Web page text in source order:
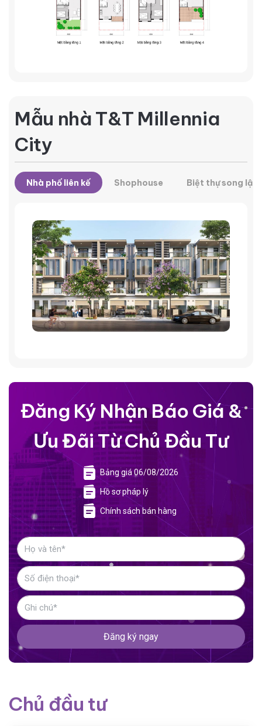
Mẫu nhà T&T Millennia
City
Nhà phố liên kế Shophouse Biệt thự song lập
Đăng Ký Nhận Báo Giá &
Ưu Đãi Từ Chủ Đầu Tư
Bảng giá 06/08/2026
Hồ sơ pháp lý
Chính sách bán hàng
Đăng ký ngay
Chủ đầu tư